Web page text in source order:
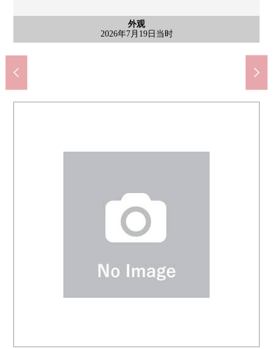
外观
2026年7月19日当时
外观
2026年7月19日当时
外观
2026年7月19日当时
外观
2026年7月19日当时
其他当地
当地照片(2026年4月16日当时)
其他当地
当地照片(2026年4月16日当时)
其他当地
当地照片(2026年4月16日当时)
其他当地
当地照片(2026年4月16日当时)
其他当地
当地照片(2026年4月16日当时)
其他当地
当地照片(2026年4月16日当时)
其他当地
当地照片(2026年4月16日当时)
其他当地
当地照片(2026年4月16日当时)
其他当地
当地照片(2026年4月16日当时)
含有前面道路的外观
前面道路(2026年4月16日当时)
含有前面道路的外观
前面道路(2026年4月16日当时)
LIFE武藏小山商店(约280m)
超市OZEKI武藏小山商店(约550m)
按照全家便利店品川桐谷商店(约400m)
杉药房武藏小山商店(约280m)
品川小山3邮局(约310m)
品川区立后地小学(约310m)
品川区立荏原第一中学(约420m)